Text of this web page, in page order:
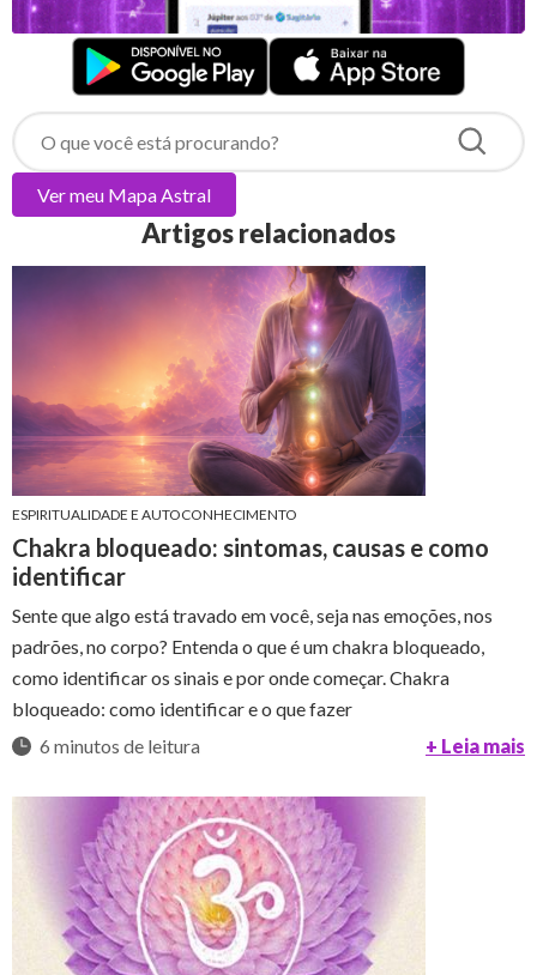
Ver meu Mapa Astral
Artigos relacionados
ESPIRITUALIDADE E AUTOCONHECIMENTO
Chakra bloqueado: sintomas, causas e como
identificar
Sente que algo está travado em você, seja nas emoções, nos
padrões, no corpo? Entenda o que é um chakra bloqueado,
como identificar os sinais e por onde começar. Chakra
bloqueado: como identificar e o que fazer
6 minutos de leitura
+ Leia mais